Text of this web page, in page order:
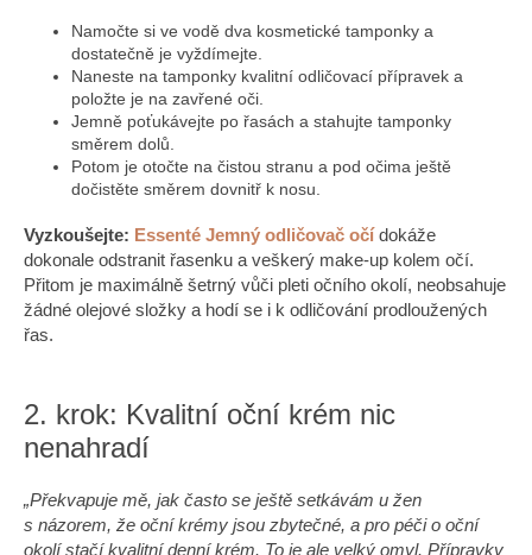
Namočte si ve vodě dva kosmetické tamponky a
dostatečně je vyždímejte.
Naneste na tamponky kvalitní odličovací přípravek a
položte je na zavřené oči.
Jemně poťukávejte po řasách a stahujte tamponky
směrem dolů.
Potom je otočte na čistou stranu a pod očima ještě
dočistěte směrem dovnitř k nosu.
Vyzkoušejte: Essenté Jemný odličovač očí dokáže
dokonale odstranit řasenku a veškerý make-up kolem očí.
Přitom je maximálně šetrný vůči pleti očního okolí, neobsahuje
žádné olejové složky a hodí se i k odličování prodloužených
řas.
2. krok: Kvalitní oční krém nic
nenahradí
„Překvapuje mě, jak často se ještě setkávám u žen
s názorem, že oční krémy jsou zbytečné, a pro péči o oční
okolí stačí kvalitní denní krém. To je ale velký omyl. Přípravky